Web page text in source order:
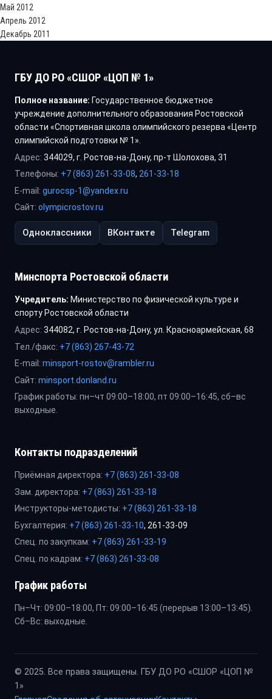
Май 2012
Апрель 2012
Декабрь 2011
ГБУ ДО РО «СШОР «ЦОП № 1»
Полное название: Государственное бюджетное
учреждение дополнительного образования Ростовской
области «Спортивная школа олимпийского резерва «Центр
олимпийской подготовки № 1».
Адрес: 344029, г. Ростов-на-Дону, пр-т Шолохова, 31
Телефоны: +7 (863) 261-33-08, 261-33-18
E-mail: gurocsp-1@yandex.ru
Сайт: olympicrostov.ru
Одноклассники ВКонтакте Telegram
Минспорта Ростовской области
Учредитель: Министерство по физической культуре и
спорту Ростовской области
Адрес: 344082, г. Ростов-на-Дону, ул. Красноармейская, 68
Тел./факс: +7 (863) 267-43-72
E-mail: minsport-rostov@rambler.ru
Сайт: minsport.donland.ru
График работы: пн–чт 09:00–18:00, пт 09:00–16:45, сб–вс
выходные.
Контакты подразделений
Приёмная директора: +7 (863) 261-33-08
Зам. директора: +7 (863) 261-33-18
Инструкторы-методисты: +7 (863) 261-33-18
Бухгалтерия: +7 (863) 261-33-10, 261-33-09
Спец. по закупкам: +7 (863) 261-33-19
Спец. по кадрам: +7 (863) 261-33-08
График работы
Пн–Чт: 09:00–18:00, Пт: 09:00–16:45 (перерыв 13:00–13:45).
Сб–Вс: выходные.
© 2025. Все права защищены. ГБУ ДО РО «СШОР «ЦОП №
1»